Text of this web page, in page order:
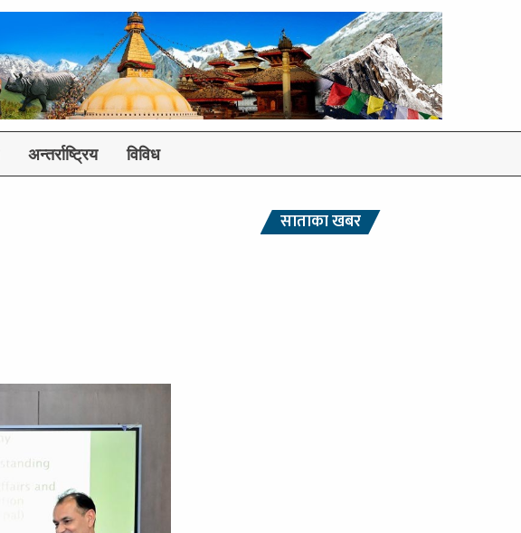
अन्तर्राष्ट्रिय विविध
साताका खबर